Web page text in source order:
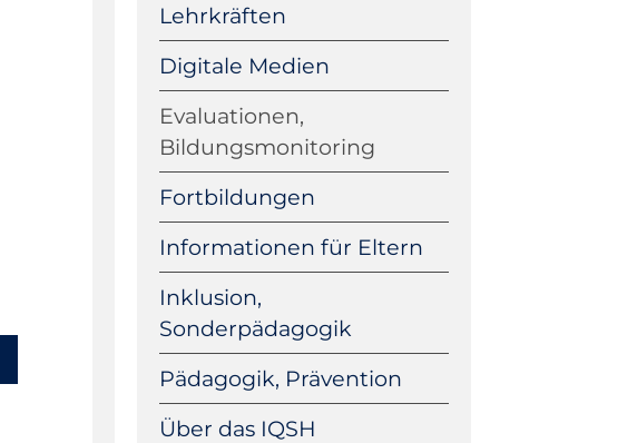
Lehrkräften
Digitale Medien
Evaluationen,
Bildungsmonitoring
Fortbildungen
Informationen für Eltern
Inklusion,
Sonderpädagogik
Pädagogik, Prävention
Über das IQSH